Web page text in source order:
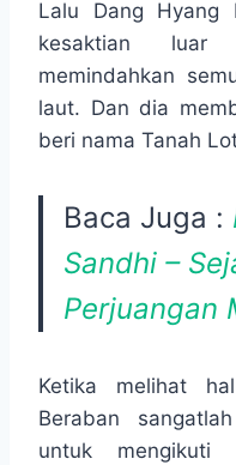
Lalu Dang Hyang
kesaktian
memindahkan
laut. Dan dia
beri nama Tanah
Baca Juga :
Sandhi –
Perjuangan
Ketika melihat
Beraban
untuk mengikuti